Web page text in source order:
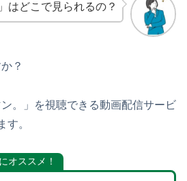
はどこで見られるの？
？
。」を視聴できる動画配信サービ
す。
オススメ！